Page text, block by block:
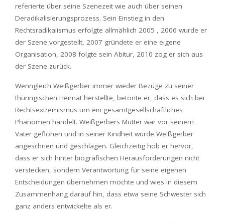
referierte über seine Szenezeit wie auch über seinen
Deradikalisierungsprozess. Sein Einstieg in den
Rechtsradikalismus erfolgte allmählich 2005 , 2006 wurde er
der Szene vorgestellt, 2007 gründete er eine eigene
Organisation, 2008 folgte sein Abitur, 2010 zog er sich aus
der Szene zurück.
Wenngleich Weißgerber immer wieder Bezüge zu seiner
thüringischen Heimat herstellte, betonte er, dass es sich bei
Rechtsextremismus um ein gesamtgesellschaftliches
Phänomen handelt. Weißgerbers Mutter war vor seinem
Vater geflohen und in seiner Kindheit wurde Weißgerber
angeschrien und geschlagen. Gleichzeitig hob er hervor,
dass er sich hinter biografischen Herausforderungen nicht
verstecken, sondern Verantwortung für seine eigenen
Entscheidungen übernehmen möchte und wies in diesem
Zusammenhang darauf hin, dass etwa seine Schwester sich
ganz anders entwickelte als er.